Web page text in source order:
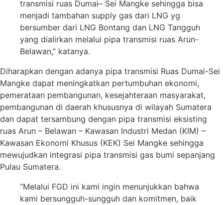
transmisi ruas Dumai– Sei Mangke sehingga bisa
menjadi tambahan supply gas dari LNG yg
bersumber dari LNG Bontang dan LNG Tangguh
yang dialirkan melalui pipa transmisi ruas Arun-
Belawan,” katanya.
Diharapkan dengan adanya pipa transmisi Ruas Dumai-Sei
Mangke dapat meningkatkan pertumbuhan ekonomi,
pemerataan pembangunan, kesejahteraan masyarakat,
pembangunan di daerah khususnya di wilayah Sumatera
dan dapat tersambung dengan pipa transmisi eksisting
ruas Arun – Belawan – Kawasan Industri Medan (KIM) –
Kawasan Ekonomi Khusus (KEK) Sei Mangke sehingga
mewujudkan integrasi pipa transmisi gas bumi sepanjang
Pulau Sumatera.
“Melalui FGD ini kami ingin menunjukkan bahwa
kami bersungguh-sungguh dan komitmen, baik